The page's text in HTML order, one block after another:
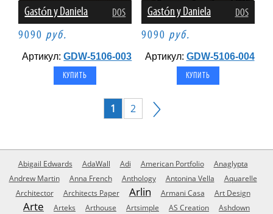
Gastón y Daniela DOS
9090 руб.
Артикул:GDW-5106-003
Gastón y Daniela DOS
9090 руб.
Артикул: GDW-5106-004
1 2
Abigail Edwards AdaWall Adi American Portfolio
Anaglypta
Andrew Martin
Anna French Anthology Antonina Vella
Aquarelle
Architector
Architects Paper Arlin Armani Casa Art Design
Arte Arteks Arthouse Artsimple AS Creation
Ashdown